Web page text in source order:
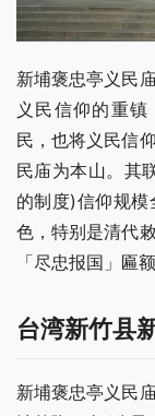
新埔褒忠亭义民
义民信仰的重
民，也将义民信
民庙为本山。其
的制度)信仰规
色，特别是清代
「尽忠报国」匾
台湾新竹县
新埔褒忠亭义民